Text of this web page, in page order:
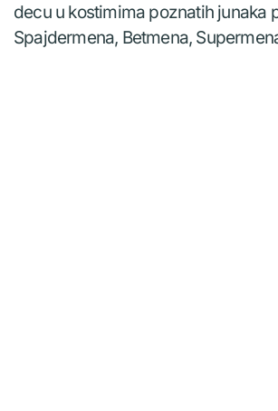
decu u kostimima poznatih junaka
Spajdermena, Betmena,